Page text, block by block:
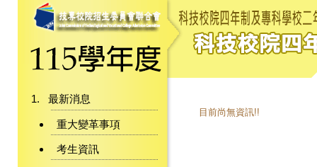
最新消息
重大變革事項
考生資訊
目前尚無資訊!!